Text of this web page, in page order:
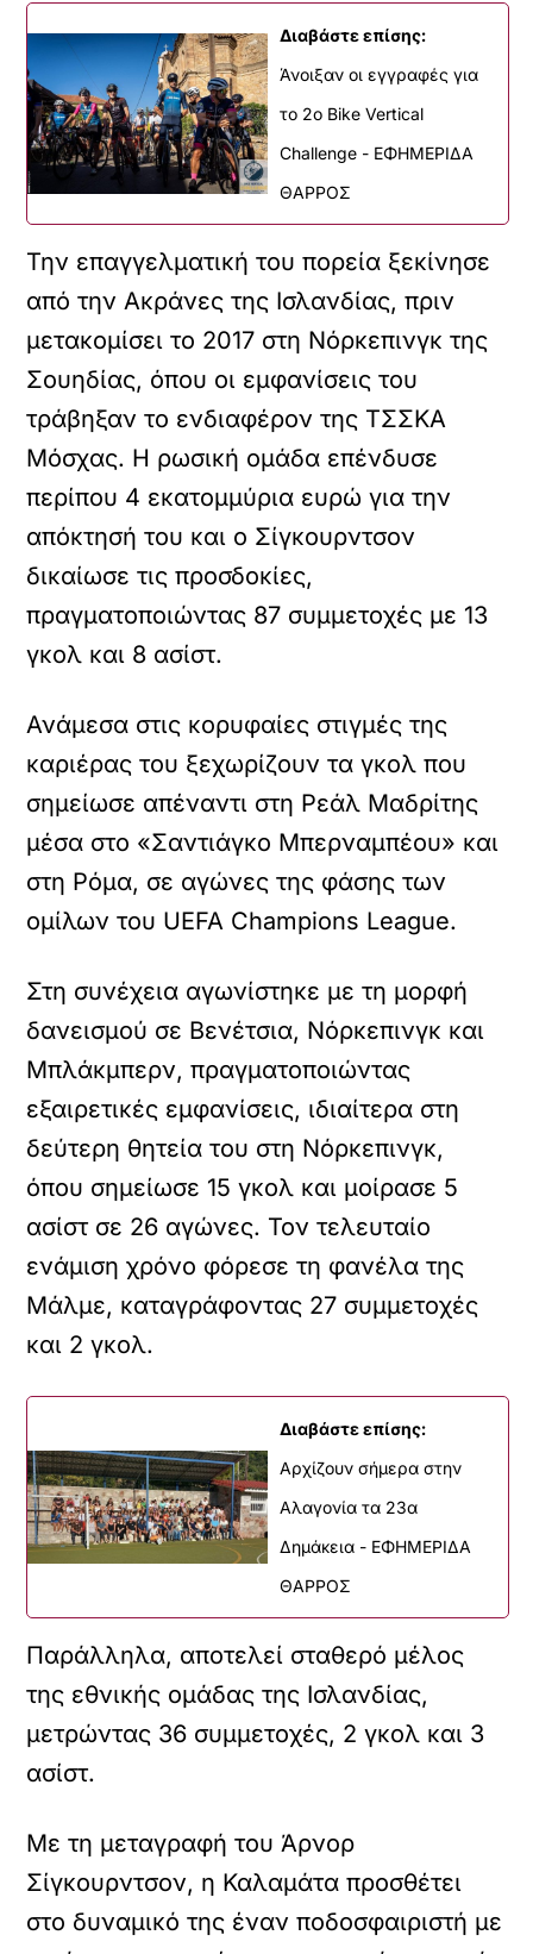
Διαβάστε επίσης:
Άνοιξαν οι εγγραφές για
το 2ο Bike Vertical
Challenge - ΕΦΗΜΕΡΙΔΑ
ΘΑΡΡΟΣ
Την επαγγελματική του πορεία ξεκίνησε
από την Ακράνες της Ισλανδίας, πριν
μετακομίσει το 2017 στη Νόρκεπινγκ της
Σουηδίας, όπου οι εμφανίσεις του
τράβηξαν το ενδιαφέρον της ΤΣΣΚΑ
Μόσχας. Η ρωσική ομάδα επένδυσε
περίπου 4 εκατομμύρια ευρώ για την
απόκτησή του και ο Σίγκουρντσον
δικαίωσε τις προσδοκίες,
πραγματοποιώντας 87 συμμετοχές με 13
γκολ και 8 ασίστ.
Ανάμεσα στις κορυφαίες στιγμές της
καριέρας του ξεχωρίζουν τα γκολ που
σημείωσε απέναντι στη Ρεάλ Μαδρίτης
μέσα στο «Σαντιάγκο Μπερναμπέου» και
στη Ρόμα, σε αγώνες της φάσης των
ομίλων του UEFA Champions League.
Στη συνέχεια αγωνίστηκε με τη μορφή
δανεισμού σε Βενέτσια, Νόρκεπινγκ και
Μπλάκμπερν, πραγματοποιώντας
εξαιρετικές εμφανίσεις, ιδιαίτερα στη
δεύτερη θητεία του στη Νόρκεπινγκ,
όπου σημείωσε 15 γκολ και μοίρασε 5
ασίστ σε 26 αγώνες. Τον τελευταίο
ενάμιση χρόνο φόρεσε τη φανέλα της
Μάλμε, καταγράφοντας 27 συμμετοχές
και 2 γκολ.
Διαβάστε επίσης:
Αρχίζουν σήμερα στην
Αλαγονία τα 23α
Δημάκεια - ΕΦΗΜΕΡΙΔΑ
ΘΑΡΡΟΣ
Παράλληλα, αποτελεί σταθερό μέλος
της εθνικής ομάδας της Ισλανδίας,
μετρώντας 36 συμμετοχές, 2 γκολ και 3
ασίστ.
Με τη μεταγραφή του Άρνορ
Σίγκουρντσον, η Καλαμάτα προσθέτει
στο δυναμικό της έναν ποδοσφαιριστή με